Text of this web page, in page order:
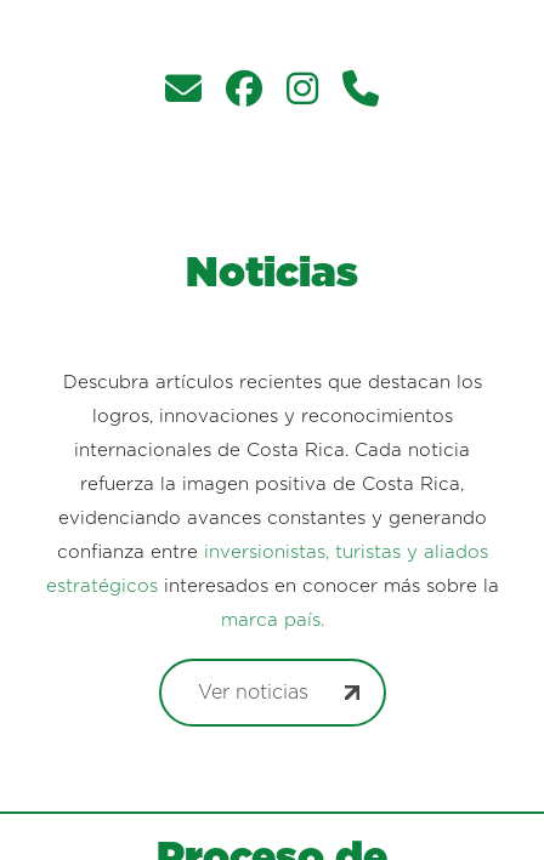
Noticias
Descubra artículos recientes que destacan los
logros, innovaciones y reconocimientos
internacionales de Costa Rica. Cada noticia
refuerza la imagen positiva de Costa Rica,
evidenciando avances constantes y generando
confianza entre inversionistas, turistas y aliados
estratégicos interesados en conocer más sobre la
marca país.
Ver noticias